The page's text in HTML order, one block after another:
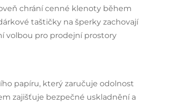
chrání cenné klenoty během
taštičky na šperky zachovají
volbou pro prodejní prostory
papíru, který zaručuje odolnost
zajišťuje bezpečné uskladnění a